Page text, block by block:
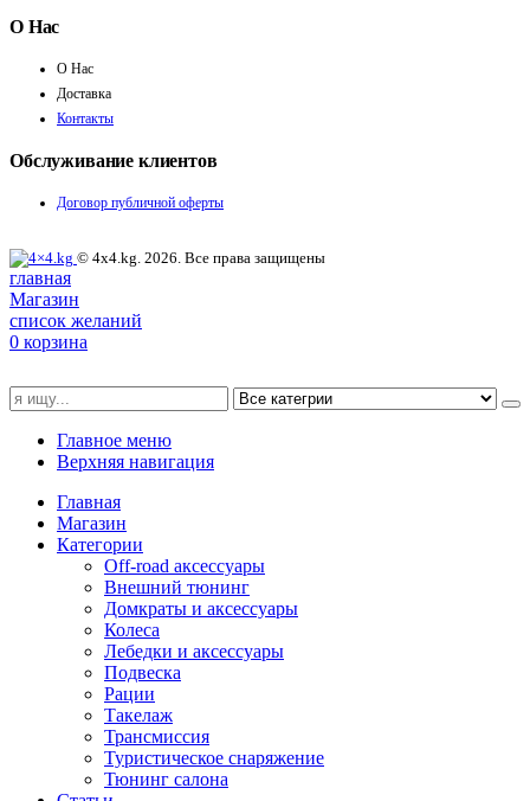
О Нас
О Нас
Доставка
Контакты
Обслуживание клиентов
Договор публичной оферты
© 4x4.kg. 2026. Все права защищены
главная
Магазин
список желаний
0 корзина
Главное меню
Верхняя навигация
Главная
Магазин
Категории
Off-road аксессуары
Внешний тюнинг
Домкраты и аксессуары
Колеса
Лебедки и аксессуары
Подвеска
Рации
Такелаж
Трансмиссия
Туристическое снаряжение
Тюнинг салона